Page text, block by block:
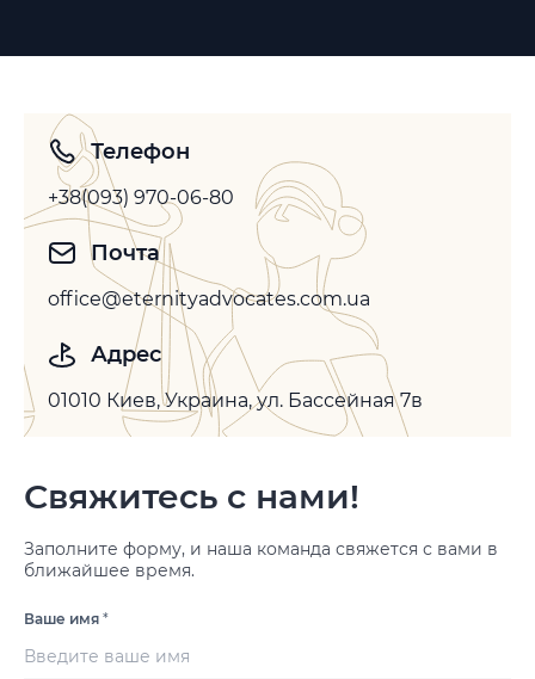
Телефон
+38(093) 970-06-80
Почта
office@eternityadvocates.com.ua
Адрес
01010 Киев, Украина, ул. Бассейная 7в
Свяжитесь с нами!
Заполните форму, и наша команда свяжется с вами в
ближайшее время.
Ваше имя *